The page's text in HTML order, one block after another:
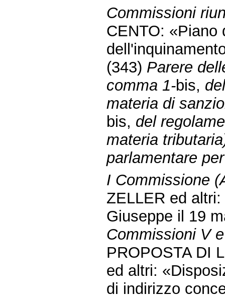
Commissioni
CENTO: «Piano
(343) Parere
comma 1-bis,
materia di
bis, del
materia
parlamentare
I Commissione
ZELLER ed
Giuseppe il 19
Commissioni V
PROPOSTA DI
ed altri:
di indirizzo